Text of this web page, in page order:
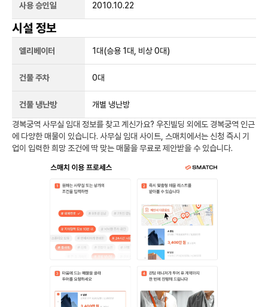
사용 승인일 2010.10.22
시설 정보
엘리베이터 1 대(승용 1대, 비상 0대)
건물 주차 0대
건물 냉난방 개별 냉난방
경복궁역 사무실 임대 정보를 찾고 계신가요? 우진빌딩 외에도 경복궁역 인근
에 다양한 매물이 있습니다. 사무실 임대 사이트, 스매치에서는 신청 즉시 기
업이 입력한 희망 조건에 딱 맞는 매물을 무료로 제안받을 수 있습니다.